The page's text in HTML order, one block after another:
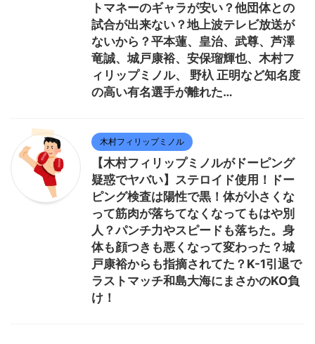
トマネーのギャラが安い？他団体との
試合が出来ない？地上波テレビ放送が
ないから？平本蓮、皇治、武尊、芦澤
竜誠、城戸康裕、安保瑠輝也、木村フ
ィリップミノル、 野杁 正明など知名度
の高い有名選手が離れた…
木村フィリップミノル
【木村フィリップミノルがドーピング
疑惑でヤバい】ステロイド使用！ドー
ピング検査は陽性で黒！体が小さくな
って筋肉が落ちてなくなってもはや別
人？パンチ力やスピードも落ちた。身
体も顔つきも悪くなって変わった？城
戸康裕からも指摘されてた？K-1引退で
ラストマッチ和島大海にまさかのKO負
け！